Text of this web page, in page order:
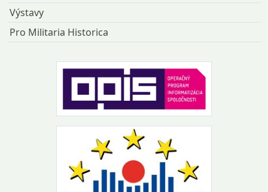
Výstavy
Pro Militaria Historica